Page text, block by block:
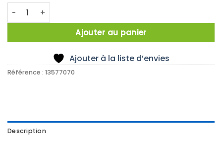
quantité de THERMOMETRE FRIGO HAUTE PRECISION
Ajouter au panier
Ajouter à la liste d’envies
Référence : 13577070
Description